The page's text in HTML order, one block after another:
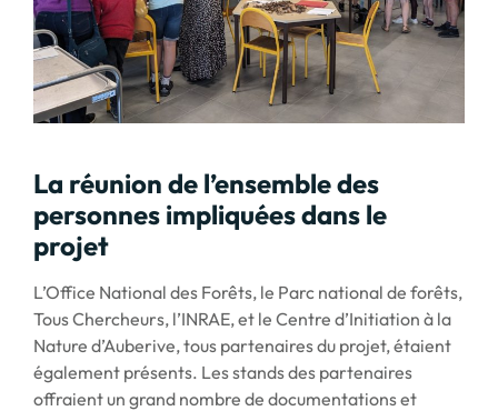
La réunion de l’ensemble des
personnes impliquées dans le
projet
L’Office National des Forêts, le Parc national de forêts,
Tous Chercheurs, l’INRAE, et le Centre d’Initiation à la
Nature d’Auberive, tous partenaires du projet, étaient
également présents. Les stands des partenaires
offraient un grand nombre de documentations et